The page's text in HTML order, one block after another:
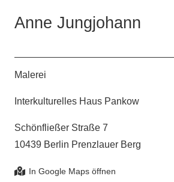
Anne Jungjohann
Malerei
Interkulturelles Haus Pankow
Schönfließer Straße 7
10439 Berlin Prenzlauer Berg